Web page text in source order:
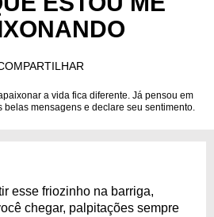
DE ANIVERSÁRIO
a vida fica diferente. Já pensou em
belas mensagens e declare seu sentimento.
esse friozinho na barriga,
chegar, palpitações sempre